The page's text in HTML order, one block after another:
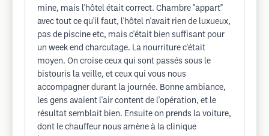
mine, mais l'hôtel était correct. Chambre "appart"
avec tout ce qu'il faut, l'hôtel n'avait rien de luxueux,
pas de piscine etc, mais c'était bien suffisant pour
un week end charcutage. La nourriture c'était
moyen. On croise ceux qui sont passés sous le
bistouris la veille, et ceux qui vous nous
accompagner durant la journée. Bonne ambiance,
les gens avaient l'air content de l'opération, et le
résultat semblait bien. Ensuite on prends la voiture,
dont le chauffeur nous amène à la clinique